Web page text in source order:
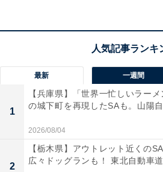
宿泊者からは「食事はバイキング
ルのバイキング。どれを食べても
でした」「大浴場も３種類ありそ
平日だったので、ずっと貸切状態
いう声があがっています。こだわ
を満喫したい人や、プライベート
たい人におすすめの宿です。
最新 一週間
1
【兵庫県】「世界一忙しいラー
の城下町を再現したSAも。山陽自
2026/08/04
2
【栃木県】アウトレット近くの
広々ドッグランも！ 東北自動車道